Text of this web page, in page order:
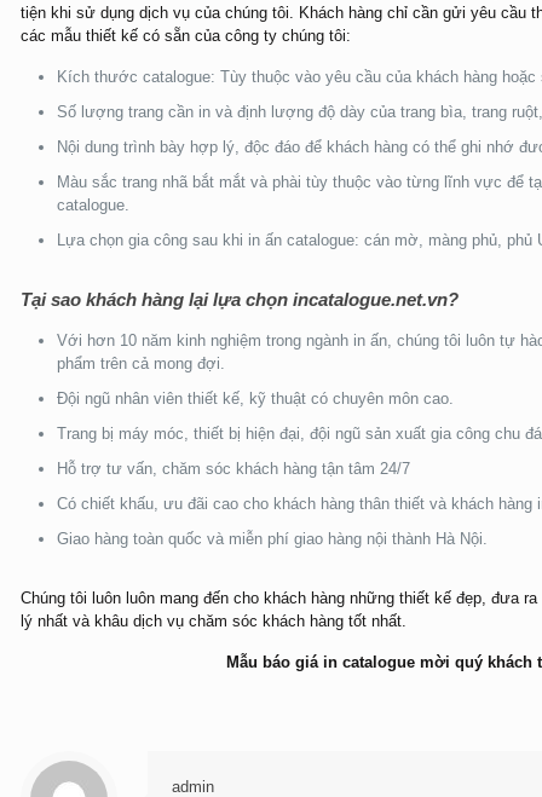
tiện khi sử dụng dịch vụ của chúng tôi. Khách hàng chỉ cần gửi yêu cầu
các mẫu thiết kế có sẵn của công ty chúng tôi:
Kích thước catalogue: Tùy thuộc vào yêu cầu của khách hàng
Số lượng trang cần in và định lượng độ dày của trang bìa, trang
Nội dung trình bày hợp lý, độc đáo để khách hàng có thể ghi nhớ
Màu sắc trang nhã bắt mắt và phài tùy thuộc vào từng lĩnh vực để
catalogue.
Lựa chọn gia công sau khi in ấn catalogue: cán mờ, màng phủ,
Tại sao khách hàng lại lựa chọn incatalogue.net.vn?
Với hơn 10 năm kinh nghiệm trong ngành in ấn, chúng tôi luôn tự
phẩm trên cả mong đợi.
Đội ngũ nhân viên thiết kế, kỹ thuật có chuyên môn cao.
Trang bị máy móc, thiết bị hiện đại, đội ngũ sản xuất gia công chu
Hỗ trợ tư vấn, chăm sóc khách hàng tận tâm 24/7
Có chiết khấu, ưu đãi cao cho khách hàng thân thiết và khách hàng
Giao hàng toàn quốc và miễn phí giao hàng nội thành Hà Nội.
Chúng tôi luôn luôn mang đến cho khách hàng những thiết kế đẹp, đưa
lý nhất và khâu dịch vụ chăm sóc khách hàng tốt nhất.
Mẫu báo giá in catalogue mời quý khách
admin